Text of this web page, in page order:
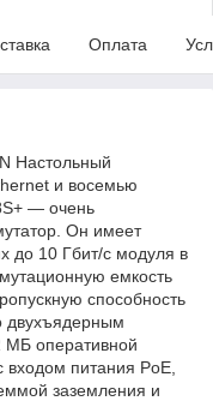
Оплата
Настольный
и восемью
— очень
Он имеет
до 10 Гбит/с модуля в
емкость
способность
двухъядерным
МБ оперативной
питания PoE,
заземления и